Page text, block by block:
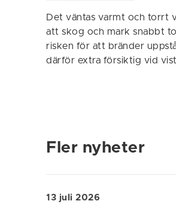
Det väntas varmt och torrt
att skog och mark snabbt
risken för att bränder
därför extra försiktig vid
Fler nyheter
13 juli 2026